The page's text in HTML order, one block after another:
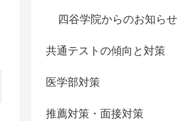
四谷学院からのお知らせ
共通テストの傾向と対策
医学部対策
推薦対策・面接対策